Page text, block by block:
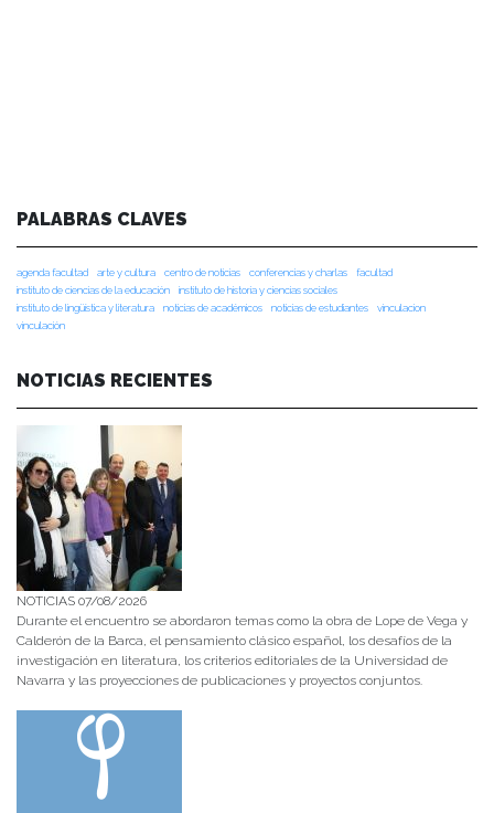
PALABRAS CLAVES
agenda facultad arte y cultura centro de noticias conferencias y charlas
facultad
instituto de ciencias de la educación
instituto de historia y ciencias sociales
instituto de lingüística y literatura
noticias de académicos noticias de estudiantes
vinculacion
vinculación
NOTICIAS RECIENTES
NOTICIAS 07/08/2026
Durante el encuentro se abordaron temas como la obra de Lope de Vega y
Calderón de la Barca, el pensamiento clásico español, los desafíos de la
investigación en literatura, los criterios editoriales de la Universidad de
Navarra y las proyecciones de publicaciones y proyectos conjuntos.